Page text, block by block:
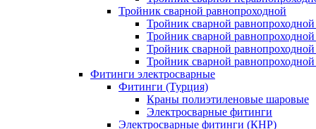
Тройник сварной равнопроходной
Тройник сварной равнопроходной
Тройник сварной
Тройник сварной
Тройник сварной равнопроходной
Фитинги электросварные
Фитинги (Турция)
Краны полиэтиленовые шаровые
Электросварные фитинги
Электросварные фитинги (КНР)